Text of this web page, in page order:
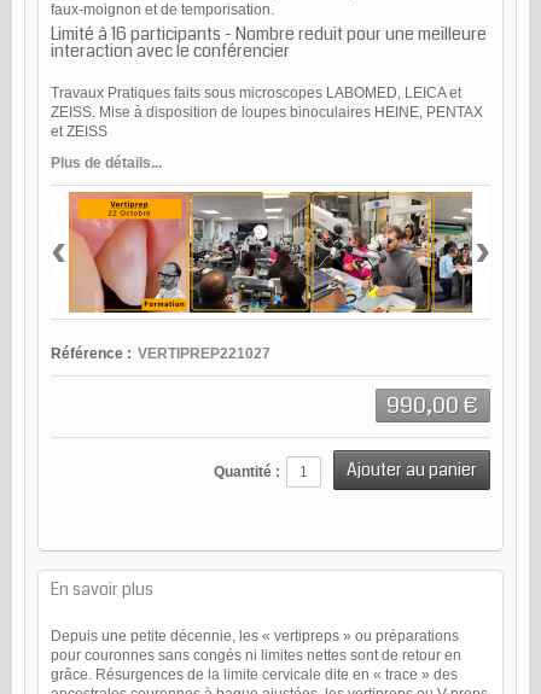
faux-moignon et de temporisation.
Limité à 16 participants - Nombre reduit pour une meilleure
interaction avec le conférencier
Travaux Pratiques faits sous microscopes LABOMED, LEICA et
ZEISS. Mise à disposition de loupes binoculaires HEINE, PENTAX
et ZEISS
Plus de détails...
‹ ›
Référence : VERTIPREP221027
990,00 €
Quantité :
En savoir plus
Depuis une petite décennie, les « vertipreps » ou préparations
pour couronnes sans congés ni limites nettes sont de retour en
grâce. Résurgences de la limite cervicale dite en « trace » des